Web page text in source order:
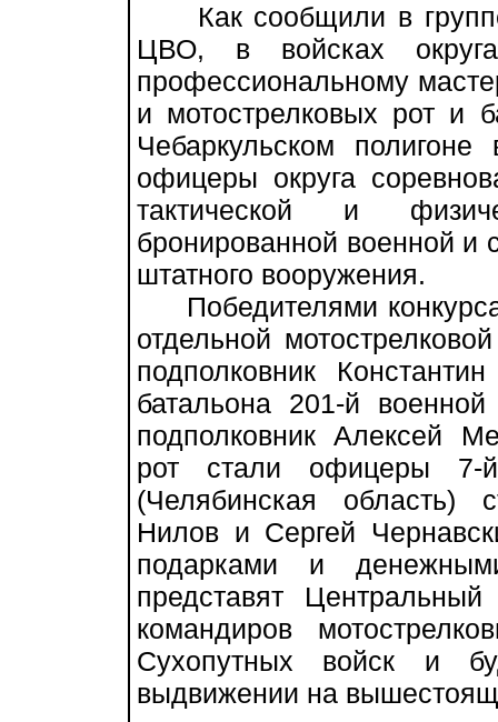
Как сообщили в группе
ЦВО, в войсках
профессиональному
и мотострелковых рот и
Чебаркульском
офицеры округа
тактической и
бронированной военной и
штатного вооружения.
Победителями
отдельной
подполковник
батальона 201-й
подполковник Алексей
рот стали офицеры 7-й
(Челябинская область)
Нилов и Сергей
подарками и
представят
командиров
Сухопутных войск и
выдвижении на